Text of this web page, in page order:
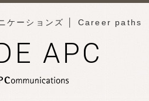
ケーションズ │ Career paths
APC